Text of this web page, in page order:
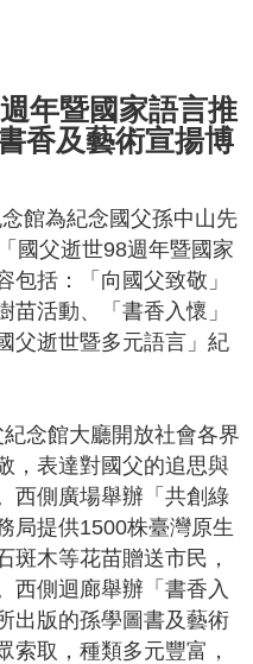
年暨國家語言推
香及藝術宣揚博
館為紀念國父孫中山先
國父逝世98週年暨國家
包括：「向國父致敬」
苗活動、「書香入懷」
父逝世暨多元語言」紀
念館大廳開放社會各界
，表達對國父的追思與
西側廣場舉辦「共創綠
局提供1500株臺灣原生
斑木等花苗贈送市民，
西側迴廊舉辦「書香入
出版的孫學圖書及藝術
索取，種類多元豐富，